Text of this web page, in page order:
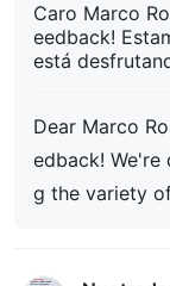
Caro Marco Rossi, Obrigado pelo seu
eedback! Estamos encantados em saber que você
está
ociação e da
ornecer uma
sse com
misso, e é
dade para suas
poio e esperamos
Dear Marco Rossi, Thank you for your
edback! We're delighted to hear that you’re enjoyin
g the variety